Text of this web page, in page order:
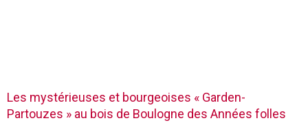
Les mystérieuses et bourgeoises « Garden-
Partouzes » au bois de Boulogne des Années folles